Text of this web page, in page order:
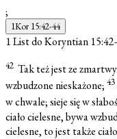
;
1Kor 15:42-44
1 List do Koryntian
42 Tak też jest ze
wzbudzone nieskażone; 43
w chwale; sieje się w
ciało cielesne, bywa
cielesne, to jest także